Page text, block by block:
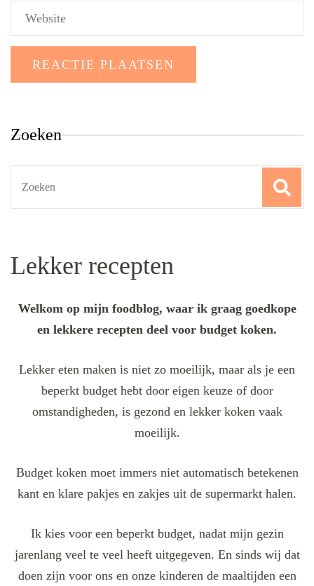
Zoeken
Lekker recepten
Welkom op mijn foodblog, waar ik graag goedkope
en lekkere recepten deel voor budget koken.
Lekker eten maken is niet zo moeilijk, maar als je een
beperkt budget hebt door eigen keuze of door
omstandigheden, is gezond en lekker koken vaak
moeilijk.
Budget koken moet immers niet automatisch betekenen
kant en klare pakjes en zakjes uit de supermarkt halen.
Ik kies voor een beperkt budget, nadat mijn gezin
jarenlang veel te veel heeft uitgegeven. En sinds wij dat
doen zijn voor ons en onze kinderen de maaltijden een